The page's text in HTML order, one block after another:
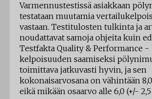
Varmennustestissä asiakkaan
testataan muutamia
vastaan. Testitulosten tulkinta ja
noudattavat samoja ohjeita kuin
Testfakta Quality & Performance -
kelpoisuuden saamiseksi
toimittava jatkuvasti hyvin, ja sen
kokonaisarvosana on vähintään
eikä mikään osaarvo alle 6,0 (+/- 2,5